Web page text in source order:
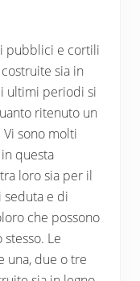
pubblici e cortili
sia in
ultimi periodi si
ritenuto un
sono molti
questa
loro sia per il
e di
che possono
Le
una, due o tre